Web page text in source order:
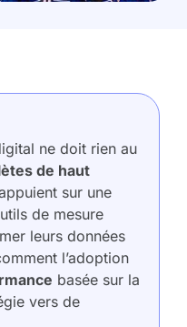
ne doit rien au
de haut
sur une
de mesure
leurs données
l’adoption
basée sur la
vers de